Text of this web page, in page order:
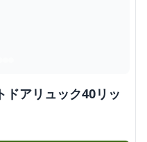
ドアリュック40リッ